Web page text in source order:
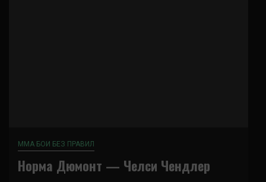
ММА БОИ БЕЗ ПРАВИЛ
Норма Дюмонт — Челси Чендлер